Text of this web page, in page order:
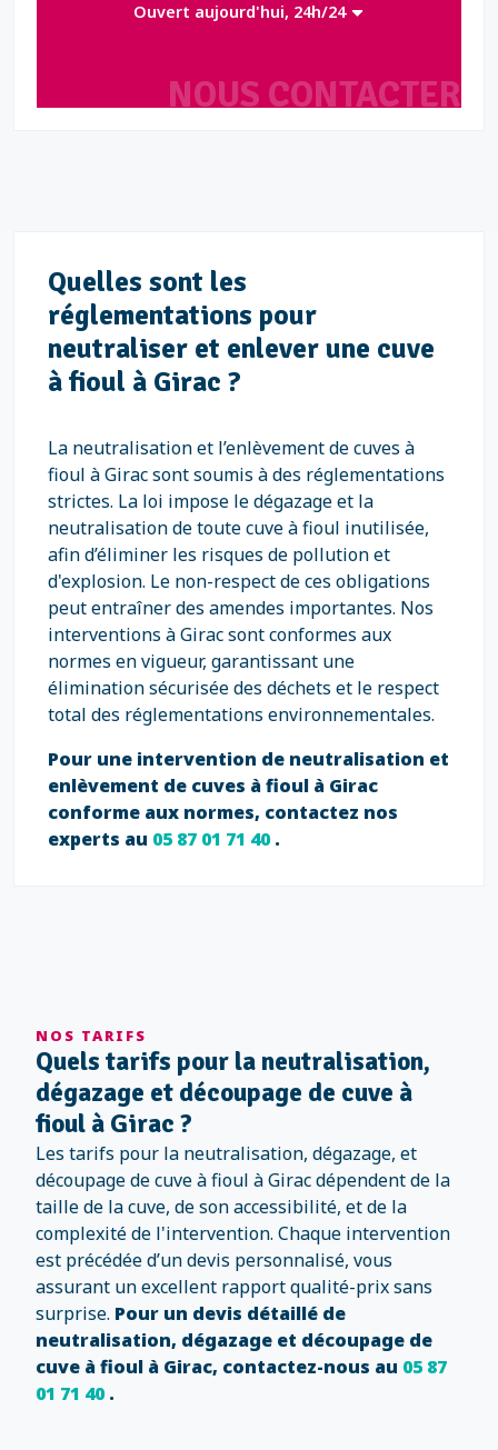
NOUS CONTACTER
Ouvert aujourd'hui, 24h/24
Quelles sont les
réglementations pour
neutraliser et enlever une cuve
à fioul à Girac ?
La neutralisation et l’enlèvement de cuves à
fioul à Girac sont soumis à des réglementations
strictes. La loi impose le dégazage et la
neutralisation de toute cuve à fioul inutilisée,
afin d’éliminer les risques de pollution et
d'explosion. Le non-respect de ces obligations
peut entraîner des amendes importantes. Nos
interventions à Girac sont conformes aux
normes en vigueur, garantissant une
élimination sécurisée des déchets et le respect
total des réglementations environnementales.
Pour une intervention de neutralisation et
enlèvement de cuves à fioul à Girac
conforme aux normes, contactez nos
experts au 05 87 01 71 40.
NOS TARIFS
Quels tarifs pour la neutralisation,
dégazage et découpage de cuve à
fioul à Girac ?
Les tarifs pour la neutralisation, dégazage, et
découpage de cuve à fioul à Girac dépendent de la
taille de la cuve, de son accessibilité, et de la
complexité de l'intervention. Chaque intervention
est précédée d’un devis personnalisé, vous
assurant un excellent rapport qualité-prix sans
surprise. Pour un devis détaillé de
neutralisation, dégazage et découpage de
cuve à fioul à Girac, contactez-nous au 05 87
01 71 40.